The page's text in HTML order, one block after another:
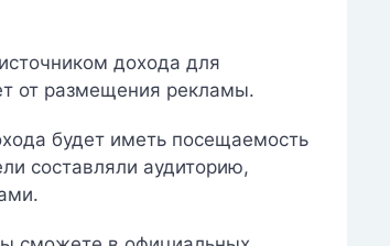
дохода для
от размещения рекламы.
будет иметь посещаемость
составляли аудиторию,